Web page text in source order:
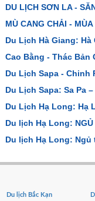
DU LỊCH SƠN LA -
MÙ CANG CHẢI -
Du Lịch Hà Giang:
Cao Bằng - Thác Bản
Du Lịch Sapa - Chinh
Du Lịch Sapa: Sa Pa
Du Lịch Hạ Long: Hạ
Du lịch Hạ Long: NGỦ
Du lịch Hạ Long: Ngủ
Du lịch Bắc Kạn